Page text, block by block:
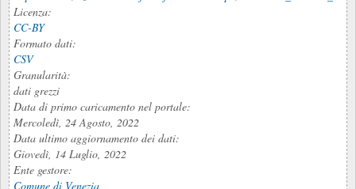
Licenza:
CC-BY
Formato dati:
CSV
Granularità:
dati grezzi
Data di primo caricamento nel portale:
Mercoledì, 24 Agosto, 2022
Data ultimo aggiornamento dei dati:
Giovedì, 14 Luglio, 2022
Ente gestore:
Comune di Venezia